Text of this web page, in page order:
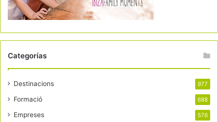
Categorías
Destinacions 977
Formació 688
Empreses 576